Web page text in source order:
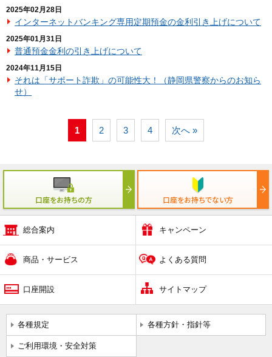
2025年02月28日
インターネットバンキング専用定期預金の金利引き上げについて
2025年01月31日
普通預金金利の引き上げについて
2024年11月15日
それは「サポート詐欺」の可能性大！（静岡県警察からのお知ら
せ）
1 2 3 4 次へ »
口座をお持ちの方 口座をお持ちでない方
総合案内 キャンペーン
商品・サービス よくある質問
口座開設 サイトマップ
各種規定 各種方針・指針等
ご利用環境・安全対策